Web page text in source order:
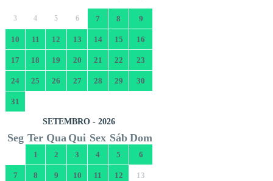
3 4 5 6 7 8 9
10 11 12 13 14 15 16
17 18 19 20 21 22 23
24 25 26 27 28 29 30
31
SETEMBRO - 2026
Seg Ter Qua Qui Sex Sáb Dom
1 2 3 4 5 6
7 8 9 10 11 12 13